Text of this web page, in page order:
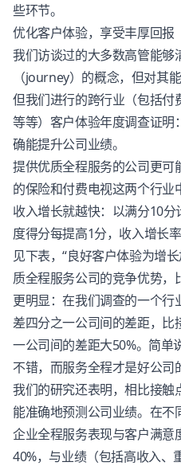
些环节。
优化客户体验，享受丰厚回报
我们访谈过的大多数高管能够
（journey）的概念，但对其
但我们进行的跨行业（包括
等等） 客户体验年度调查证明
确能提升公司业绩。
提供优质全程服务的公司更
的保险和付费电视这两个行业
收入增长就越快：以满分10
度得分每提高1分，收入增长
见下表，“良好客户体验为增
质全程服务公司的竞争优势
更明显：在我们调查的一个
差四分之一公司间的差距，
一公司间的差距大50%。简单
不错，而服务全程才是好公司
我们的研究还表明，相比接触
能准确地预测公司业绩。在不
企业全程服务表现与客户满意
40%，与业绩（包括高收入、